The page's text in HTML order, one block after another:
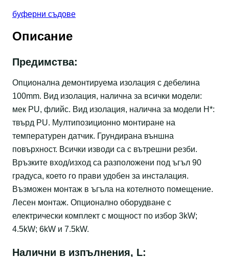
буферни съдове
Описание
Предимства:
Опционална демонтируема изолация с дебелина
100mm. Вид изолация, налична за всички модели:
мек PU, флийс. Вид изолация, налична за модели Н*:
твърд PU. Мултипозиционно монтиране на
температурен датчик. Грундирана външна
повърхност. Всички изводи са с вътрешни резби.
Връзките вход/изход са разположени под ъгъл 90
градуса, което го прави удобен за инсталация.
Възможен монтаж в ъгъла на котелното помещение.
Лесен монтаж. Опционално оборудване с
електрически комплект с мощност по избор 3kW;
4.5kW; 6kW и 7.5kW.
Налични в изпълнения, L: